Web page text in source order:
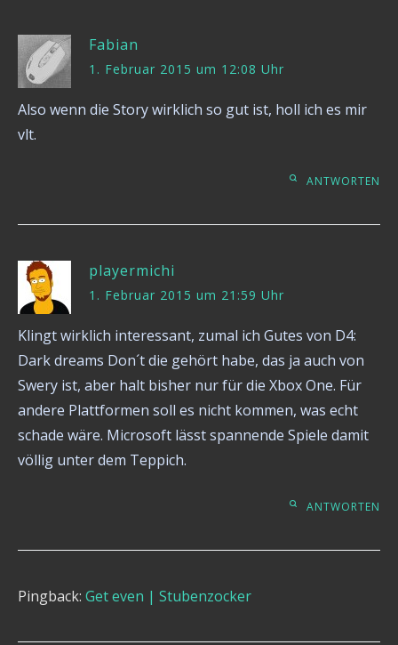
Fabian
1. Februar 2015 um 12:08 Uhr
Also wenn die Story wirklich so gut ist, holl ich es mir
vlt.
ANTWORTEN
playermichi
1. Februar 2015 um 21:59 Uhr
Klingt wirklich interessant, zumal ich Gutes von D4:
Dark dreams Don´t die gehört habe, das ja auch von
Swery ist, aber halt bisher nur für die Xbox One. Für
andere Plattformen soll es nicht kommen, was echt
schade wäre. Microsoft lässt spannende Spiele damit
völlig unter dem Teppich.
ANTWORTEN
Pingback: Get even | Stubenzocker